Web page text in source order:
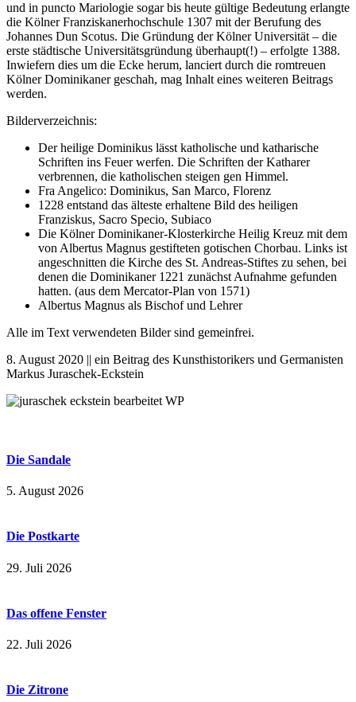
und in puncto Mariologie sogar bis heute gültige Bedeutung erlangte
die Kölner Franziskanerhochschule 1307 mit der Berufung des
Johannes Dun Scotus. Die Gründung der Kölner Universität – die
erste städtische Universitätsgründung überhaupt(!) – erfolgte 1388.
Inwiefern dies um die Ecke herum, lanciert durch die romtreuen
Kölner Dominikaner geschah, mag Inhalt eines weiteren Beitrags
werden.
Bilderverzeichnis:
Der heilige Dominikus lässt katholische und katharische
Schriften ins Feuer werfen. Die Schriften der Katharer
verbrennen, die katholischen steigen gen Himmel.
Fra Angelico: Dominikus, San Marco, Florenz
1228 entstand das älteste erhaltene Bild des heiligen
Franziskus, Sacro Specio, Subiaco
Die Kölner Dominikaner-Klosterkirche Heilig Kreuz mit dem
von Albertus Magnus gestifteten gotischen Chorbau. Links ist
angeschnitten die Kirche des St. Andreas-Stiftes zu sehen, bei
denen die Dominikaner 1221 zunächst Aufnahme gefunden
hatten. (aus dem Mercator-Plan von 1571)
Albertus Magnus als Bischof und Lehrer
Alle im Text verwendeten Bilder sind gemeinfrei.
8. August 2020 || ein Beitrag des Kunsthistorikers und Germanisten
Markus Juraschek-Eckstein
Die Sandale
5. August 2026
Die Postkarte
29. Juli 2026
Das offene Fenster
22. Juli 2026
Die Zitrone